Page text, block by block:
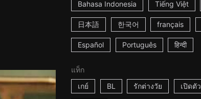
Bahasa Indonesia Tiếng Việt
日本語 한국어 français
Español Português हिन्दी
แท็ก
เกย์
BL รักต่างวัย เปิดตัว